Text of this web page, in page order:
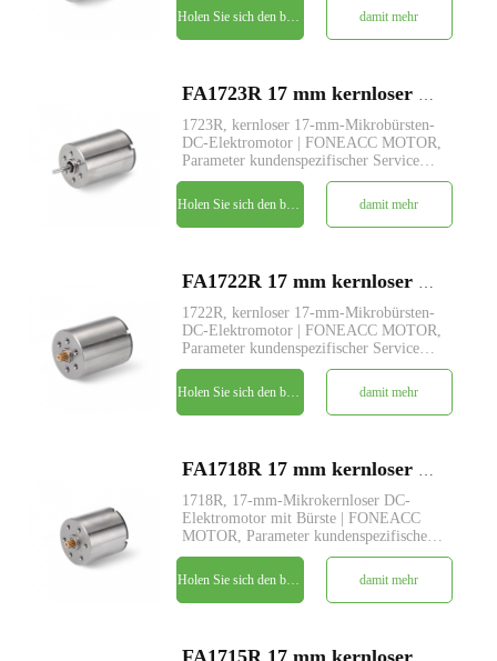
damit mehr
1723R, kernloser 17-mm-Mikrobürsten-
DC-Elektromotor | FONEACC MOTOR,
Parameter kundenspezifischer Service
verfügbar.
damit mehr
1722R, kernloser 17-mm-Mikrobürsten-
DC-Elektromotor | FONEACC MOTOR,
Parameter kundenspezifischer Service
verfügbar.
damit mehr
1718R, 17-mm-Mikrokernloser DC-
Elektromotor mit Bürste | FONEACC
MOTOR, Parameter kundenspezifischer
Service verfügbar.
damit mehr